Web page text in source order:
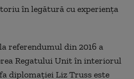
în legătură cu experienţa
referendumul din 2016 a
Regatului Unit în interiorul
diplomaţiei Liz Truss este